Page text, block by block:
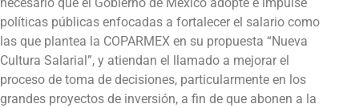
políticas públicas enfocadas a fortalecer el salario como
las que plantea la COPARMEX en su propuesta “Nueva
Cultura Salarial”, y atiendan el llamado a mejorar el
proceso de toma de decisiones, particularmente en los
grandes proyectos de inversión, a fin de que abonen a la